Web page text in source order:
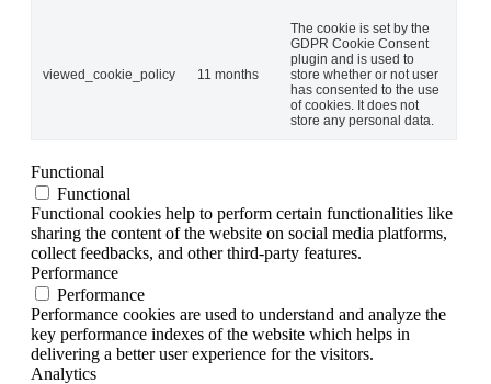
viewed_cookie_policy 11 months
The cookie is set by the
GDPR Cookie Consent
plugin and is used to
store whether or not user
has consented to the use
of cookies. It does not
store any personal data.
Functional
Functional
Functional cookies help to perform certain functionalities like
sharing the content of the website on social media platforms,
collect feedbacks, and other third-party features.
Performance
Performance
Performance cookies are used to understand and analyze the
key performance indexes of the website which helps in
delivering a better user experience for the visitors.
Analytics